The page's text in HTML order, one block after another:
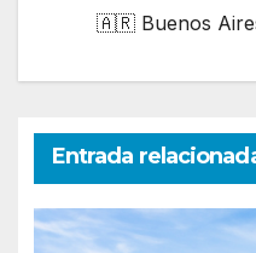
🇦🇷 Buenos
Entrada